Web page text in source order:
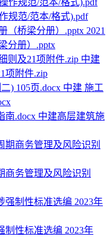
规范/范本/格式).pdf
2021
分册）.pptx
中建
项附件.zip
中建 施工
中建高层建筑施
商务管理及风险识别
制性标准选编 2023年